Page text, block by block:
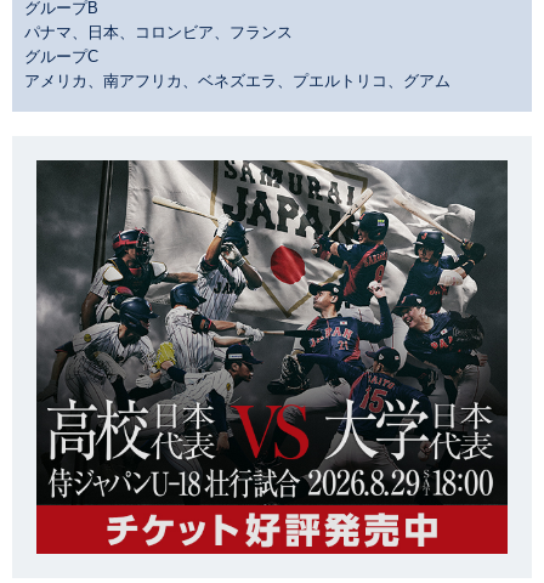
グループB
パナマ、日本、コロンビア、フランス
グループC
アメリカ、南アフリカ、ベネズエラ、プエルトリコ、グアム